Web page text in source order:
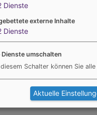
nach
Projekten und
Hier
Dienste
externe Inhalte
Dienste
Dienste umschalten
Schalter können Sie
Aktuelle